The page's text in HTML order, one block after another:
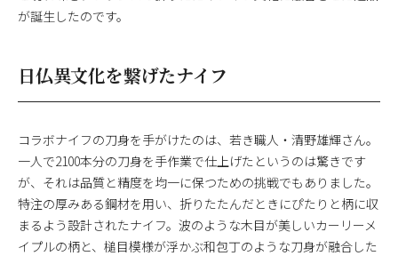
が誕生したのです。
日仏異文化を繋げたナイフ
コラボナイフの刀身を手がけたのは、若き職人・清野雄輝さん。
一人で2100本分の刀身を手作業で仕上げたというのは驚きです
が、それは品質と精度を均一に保つための挑戦でもありました。
特注の厚みある鋼材を用い、折りたたんだときにぴたりと柄に収
まるよう設計されたナイフ。波のような木目が美しいカーリーメ
イプルの柄と、槌目模様が浮かぶ和包丁のような刀身が融合した